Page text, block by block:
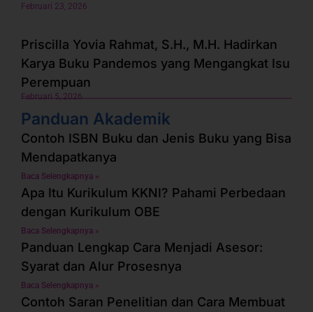
Februari 23, 2026
Priscilla Yovia Rahmat, S.H., M.H. Hadirkan
Karya Buku Pandemos yang Mengangkat Isu
Perempuan
Februari 5, 2026
Panduan Akademik
Contoh ISBN Buku dan Jenis Buku yang Bisa
Mendapatkanya
Baca Selengkapnya »
Apa Itu Kurikulum KKNI? Pahami Perbedaan
dengan Kurikulum OBE
Baca Selengkapnya »
Panduan Lengkap Cara Menjadi Asesor:
Syarat dan Alur Prosesnya
Baca Selengkapnya »
Contoh Saran Penelitian dan Cara Membuat